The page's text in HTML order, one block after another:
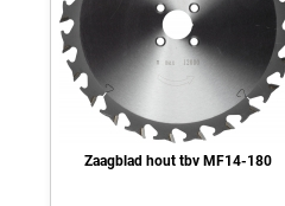
Zaagblad hout tbv MF14-180